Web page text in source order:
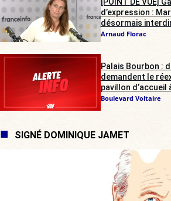
d’expression :
désormais
Arnaud Florac
Palais Bourbon :
demandent le
pavillon d’accueil
Boulevard Voltaire
SIGNÉ DOMINIQUE JAMET